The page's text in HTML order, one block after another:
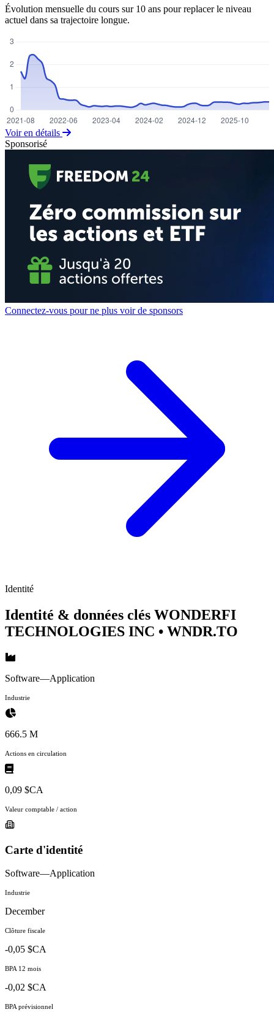
Évolution mensuelle du cours sur 10 ans pour replacer le niveau
actuel dans sa trajectoire longue.
Voir en détails
Sponsorisé
Connectez-vous pour ne plus voir de sponsors
Identité
Identité & données clés WONDERFI
TECHNOLOGIES INC • WNDR.TO
Software—Application
Industrie
666.5 M
Actions en circulation
0,09 $CA
Valeur comptable / action
Carte d'identité
Software—Application
Industrie
December
Clôture fiscale
-0,05 $CA
BPA 12 mois
-0,02 $CA
BPA prévisionnel